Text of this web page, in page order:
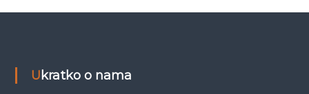
k
Ukratko o nama